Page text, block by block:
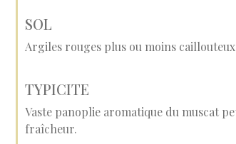
SOL
Argiles rouges plus ou moins
TYPICITE
Vaste panoplie aromatique du muscat
fraîcheur.